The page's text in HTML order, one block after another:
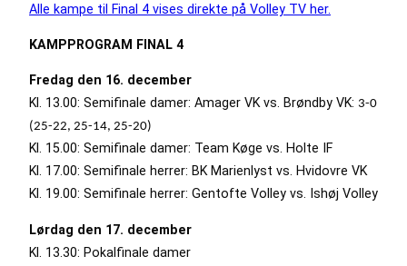
Alle kampe til Final 4 vises direkte på Volley TV her.
KAMPPROGRAM FINAL 4
Fredag den 16. december
Kl. 13.00: Semifinale damer: Amager VK vs. Brøndby VK: 3-0
(25-22, 25-14, 25-20)
Kl. 15.00: Semifinale damer: Team Køge vs. Holte IF
Kl. 17.00: Semifinale herrer: BK Marienlyst vs. Hvidovre VK
Kl. 19.00: Semifinale herrer: Gentofte Volley vs. Ishøj Volley
Lørdag den 17. december
Kl. 13.30: Pokalfinale damer